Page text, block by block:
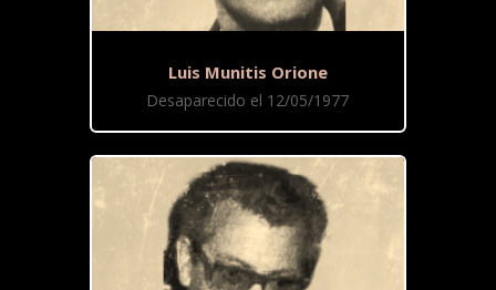
Luis Munitis Orione
Desaparecido el 12/05/1977